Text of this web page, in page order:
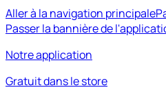
Aller à la navigation principale
Passer la bannière de
Notre application
Gratuit dans le store